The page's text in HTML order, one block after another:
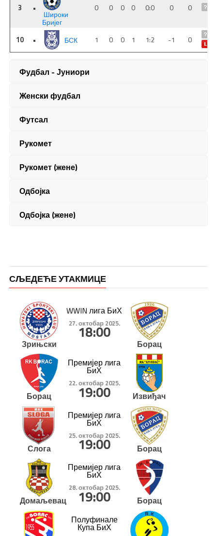
Фудбал - Јуниори
Женски фудбал
Футсал
Рукомет
Рукомет (жене)
Одбојка
Одбојка (жене)
СЉЕДЕЋЕ УТАКМИЦЕ
Зрињски
WWIN лига БиХ
27. октобар 2025.
18:00
Борац
Борац
Премијер лига
БиХ
22. октобар 2025.
19:00 Извиђач
Слога
Премијер лига
БиХ
25. октобар 2025.
19:00 Борац
Домаљевац
Премијер лига
БиХ
28. октобар 2025.
19:00
Борац
Полуфинале
Купа БиХ